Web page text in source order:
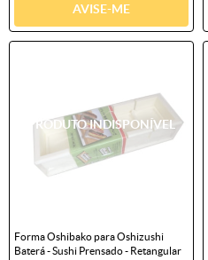
AVISE-ME
Forma Oshibako para Oshizushi
Baterá - Sushi Prensado - Retangular